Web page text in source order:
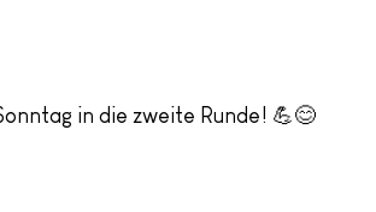
in die zweite Runde! 💪😊